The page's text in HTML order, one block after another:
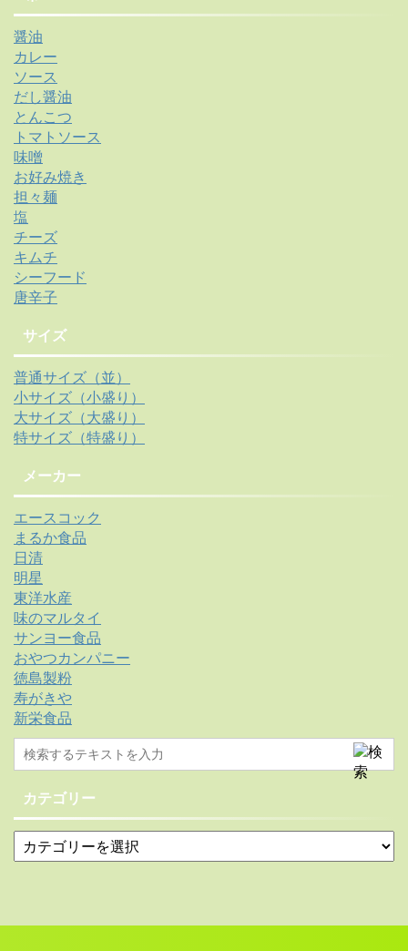
醤油
カレー
ソース
だし醤油
とんこつ
トマトソース
味噌
お好み焼き
担々麺
塩
チーズ
キムチ
シーフード
唐辛子
サイズ
普通サイズ（並）
小サイズ（小盛り）
大サイズ（大盛り）
特サイズ（特盛り）
メーカー
エースコック
まるか食品
日清
明星
東洋水産
味のマルタイ
サンヨー食品
おやつカンパニー
徳島製粉
寿がきや
新栄食品
カテゴリー